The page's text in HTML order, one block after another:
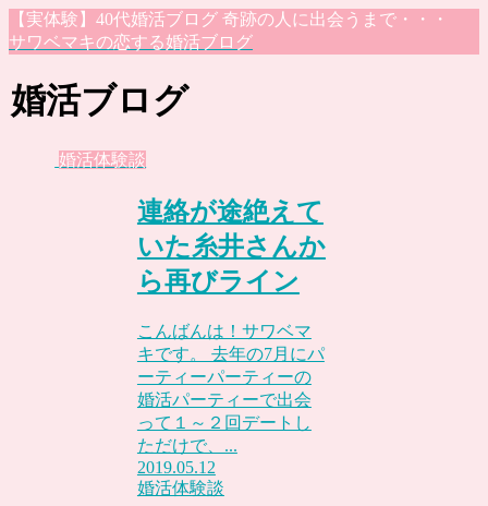
【実体験】40代婚活ブログ 奇跡の人に出会うまで・・・
サワベマキの恋する婚活ブログ
婚活ブログ
婚活体験談
連絡が途絶えて
いた糸井さんか
ら再びライン
こんばんは！サワベマ
キです。 去年の7月にパ
ーティーパーティーの
婚活パーティーで出会
って１～２回デートし
ただけで、...
2019.05.12
婚活体験談